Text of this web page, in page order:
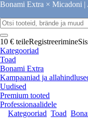
Bonami Extra × Micadoni |
10 € teileRegistreerimine
Kategooriad
Toad
Bonami Extra
Kampaaniad ja
Uudised
Premium tooted
Professionaalidele
Kategooriad Toad